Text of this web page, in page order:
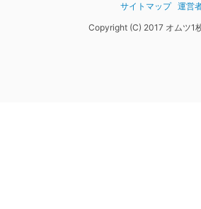
サイトマップ 運営
Copyright (C) 2017 オムツ1